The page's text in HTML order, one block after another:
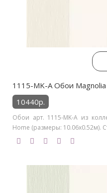
1115-MK-A Обои
10440р.
Обои арт. 1115-MK-A из
Home (размеры: 10.06х0.52м).